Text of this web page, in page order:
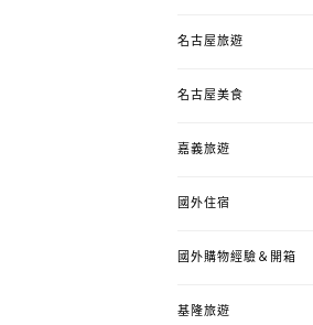
名古屋旅遊
名古屋美食
嘉義旅遊
國外住宿
國外購物經驗＆開箱
基隆旅遊